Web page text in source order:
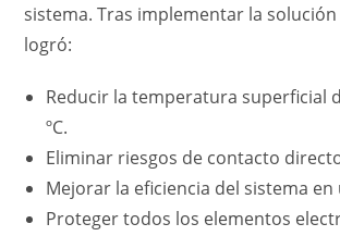
sistema. Tras implementar la solución
logró:
Reducir la temperatura superficial
ºC.
Eliminar riesgos de contacto
Mejorar la eficiencia del sistema en
Proteger todos los elementos